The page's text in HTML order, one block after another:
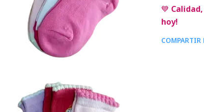
💙
hoy!
COMPARTIR